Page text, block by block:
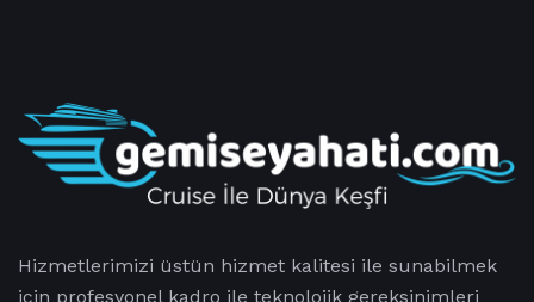
Hizmetlerimizi üstün hizmet kalitesi ile sunabilmek
için profesyonel kadro ile teknolojik gereksinimleri